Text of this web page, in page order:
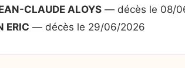
CLAUDE ALOYS — décès le 08/
ERIC — décès le 29/06/2026